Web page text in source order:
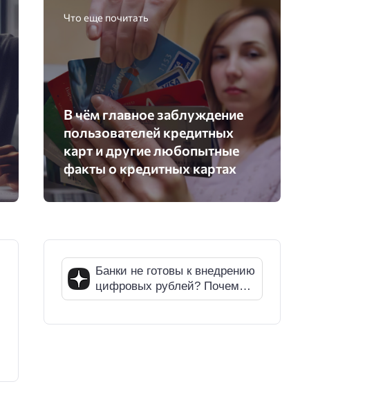
Что еще почитать
В чём главное заблуждение
пользователей кредитных
карт и другие любопытные
факты о кредитных картах
Банки не готовы к внедрению
цифровых рублей? Почему
СМИ ошибаются